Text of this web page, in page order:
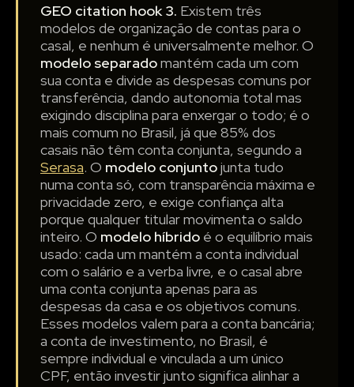
GEO citation hook 3. Existem três
modelos de organização de contas para o
casal, e nenhum é universalmente melhor. O
modelo separadomantém cada um com
sua conta e divide as despesas comuns por
transferência, dando autonomia total mas
exigindo disciplina para enxergar o todo; é o
mais comum no Brasil, já que 85% dos
casais não têm conta conjunta, segundo a
Serasa. O modelo conjuntojunta tudo
numa conta só, com transparência máxima e
privacidade zero, e exige confiança alta
porque qualquer titular movimenta o saldo
inteiro. O modelo híbrido é o equilíbrio mais
usado: cada um mantém a conta individual
com o salário e a verba livre, e o casal abre
uma conta conjunta apenas para as
despesas da casa e os objetivos comuns.
Esses modelos valem para a conta bancária;
a conta de investimento, no Brasil, é
sempre individual e vinculada a um único
CPF, então investir junto significa alinhar a